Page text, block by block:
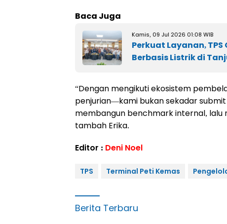
Baca Juga
Kamis, 09 Jul 2026 01:08 WIB
Perkuat Layanan,
Berbasis Listrik di
“Dengan mengikuti ekosistem
penjurian—kami bukan sekadar
membangun benchmark internal, lalu
tambah Erika.
Editor : Deni Noel
TPS Terminal Peti Kemas
Berita Terbaru